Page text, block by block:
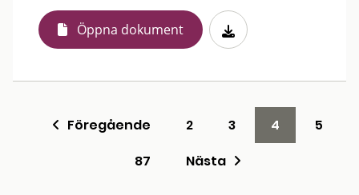
Öppna dokument
Föregående 2 3 4
5
87
Nästa